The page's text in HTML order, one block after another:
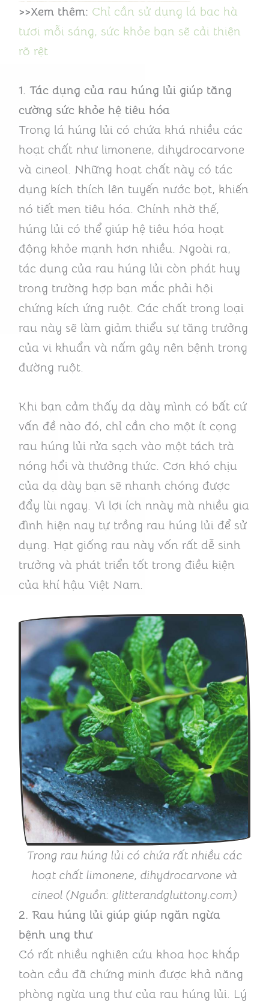
>>Xem thêm: Chỉ cần sử dụng lá bạc hà
tươi mỗi sáng, sức khỏe bạn sẽ cải thiện
rõ rệt
1. Tác dụng của rau húng lủi giúp tăng
cường sức khỏe hệ tiêu hóa
Trong lá húng lủi có chứa khá nhiều các
hoạt chất như limonene, dihydrocarvone
và cineol. Những hoạt chất này có tác
dụng kích thích lên tuyến nước bọt, khiến
nó tiết men tiêu hóa. Chính nhờ thế,
húng lủi có thể giúp hệ tiêu hóa hoạt
động khỏe mạnh hơn nhiều. Ngoài ra,
tác dụng của rau húng lủi còn phát huy
trong trường hợp bạn mắc phải hội
chứng kích ứng ruột. Các chất trong loại
rau này sẽ làm giảm thiểu sự tăng trưởng
của vi khuẩn và nấm gây nên bệnh trong
đường ruột.
Khi bạn cảm thấy dạ dày mình có bất cứ
vấn đề nào đó, chỉ cần cho một ít cọng
rau húng lủi rửa sạch vào một tách trà
nóng hổi và thưởng thức. Cơn khó chịu
của dạ dày bạn sẽ nhanh chóng được
đẩy lùi ngay. Vì lợi ích nnày mà nhiều gia
đình hiện nay tự trồng rau húng lủi để sử
dụng. Hạt giống rau này vốn rất dễ sinh
trưởng và phát triển tốt trong điều kiện
của khí hậu Việt Nam.
Trong rau húng lủi có chứa rất nhiều các
hoạt chất limonene, dihydrocarvone và
cineol (Nguồn: glitterandgluttony.com)
2. Rau húng lủi giúp giúp ngăn ngừa
bệnh ung thư
Có rất nhiều nghiên cứu khoa học khắp
toàn cầu đã chứng minh được khả năng
phòng ngừa ung thư của rau húng lủi. Lý